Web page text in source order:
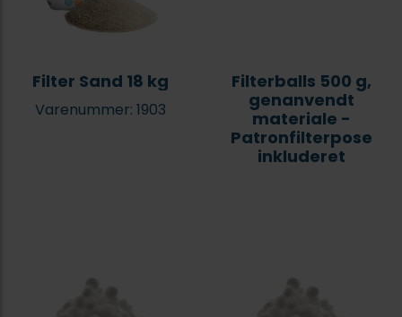
Filter Sand 18 kg
Varenummer: 1903
Filterballs 500 g,
genanvendt
materiale -
Patronfilterpose
inkluderet